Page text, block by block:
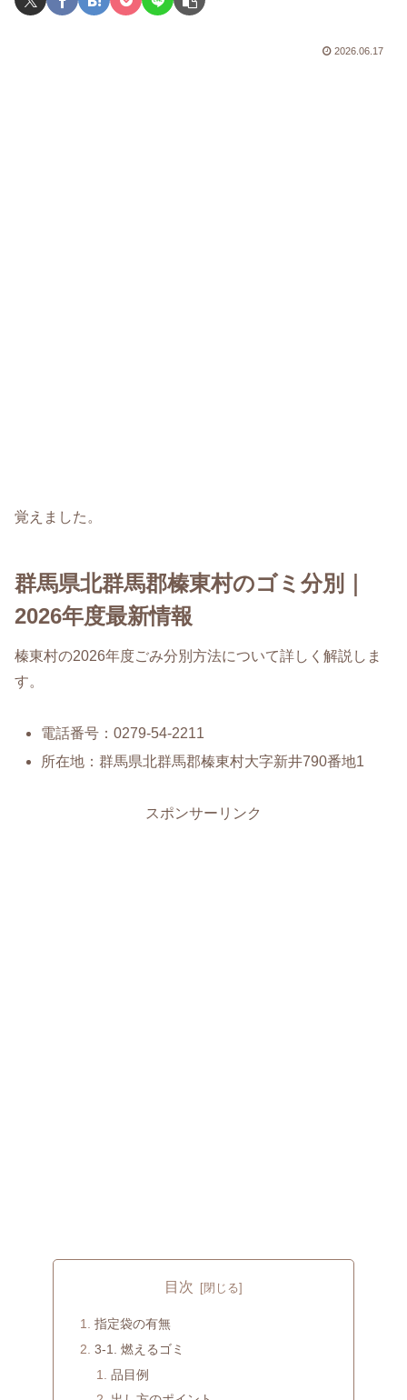
2026.06.17
覚えました。
群馬県北群馬郡榛東村のゴミ分別｜
2026年度最新情報
榛東村の2026年度ごみ分別方法について詳しく解説しま
す。
電話番号：0279-54-2211
所在地：群馬県北群馬郡榛東村大字新井790番地1
スポンサーリンク
目次
指定袋の有無
3-1. 燃えるゴミ
品目例